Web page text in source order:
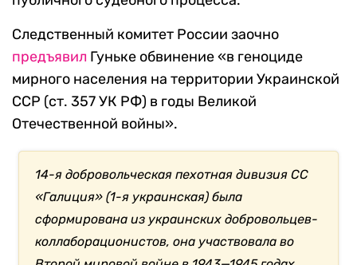
Следственный комитет России заочно
предъявил Гуньке обвинение «в геноциде
мирного населения на территории Украинской
ССР (ст. 357 УК РФ) в годы Великой
Отечественной войны».
14-я добровольческая пехотная дивизия СС
«Галиция» (1-я украинская) была
сформирована из украинских добровольцев-
коллаборационистов, она участвовала во